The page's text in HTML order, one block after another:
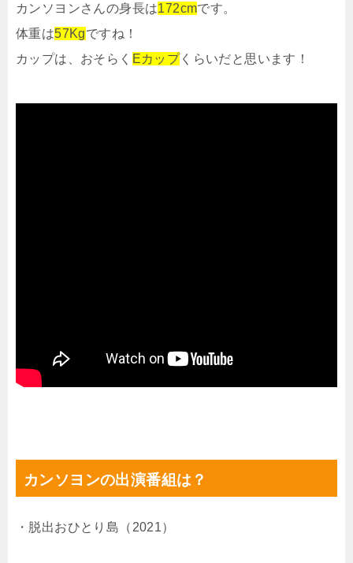
カンソヨンさんの身長は172cmです。
体重は57Kgですね！
カップは、おそらく Eカップくらいだと思います！
カンソヨンの出演番組は？
・脱出おひとり島（2021）